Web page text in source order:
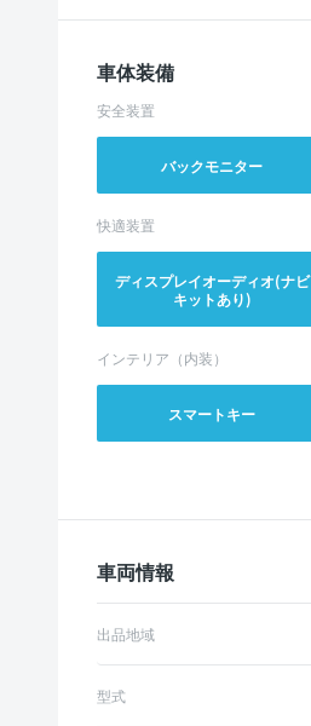
車体装備
安全装置
バックモニター
快適装置
ディスプレイオーディオ(ナビ
キットあり)
インテリア（内装）
スマートキー
車両情報
出品地域
型式